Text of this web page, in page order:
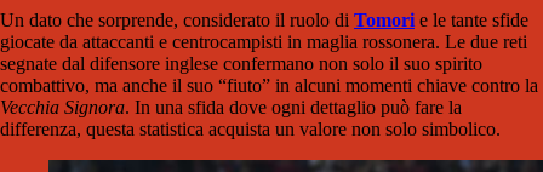
Un dato che sorprende, considerato il ruolo di Tomori e le tante sfide
giocate da attaccanti e centrocampisti in maglia rossonera. Le due reti
segnate dal difensore inglese confermano non solo il suo spirito
combattivo, ma anche il suo “fiuto” in alcuni momenti chiave contro la
Vecchia Signora. In una sfida dove ogni dettaglio può fare la
differenza, questa statistica acquista un valore non solo simbolico.